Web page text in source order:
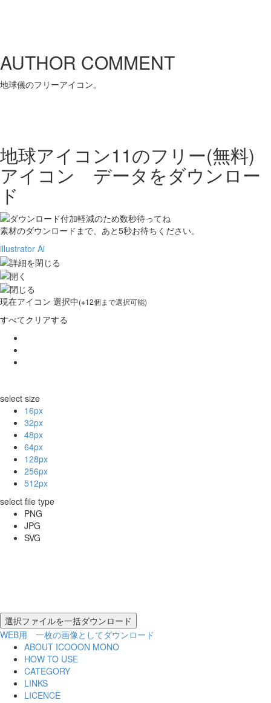
AUTHOR COMMENT
地球儀のフリーアイコン。
地球アイコン11のフリー(無料)
アイコン データをダウンロー
ド
素材のダウンロードまで、あと5秒お待ちください。
illustrator Ai
現在アイコン 選択中(※12個まで選択可能)
すべてクリアする
select size
16px
32px
48px
64px
128px
256px
512px
select file type
PNG
JPG
SVG
WEB用 一枚の画像としてダウンロード
ABOUT ICOOON MONO
HOW TO USE
CATEGORY
LINKS
LICENCE